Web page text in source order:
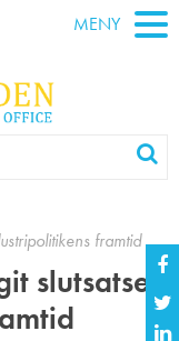
MENY
framtid
slutsatser